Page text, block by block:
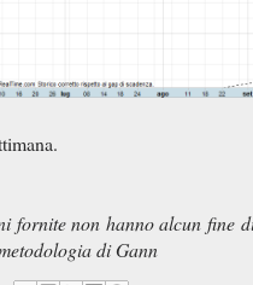
fornite non hanno alcun fine
di Gann